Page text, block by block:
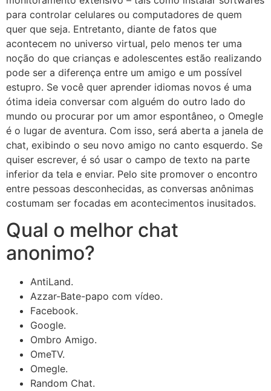
para controlar celulares ou computadores de quem
quer que seja. Entretanto, diante de fatos que
acontecem no universo virtual, pelo menos ter uma
noção do que crianças e adolescentes estão realizando
pode ser a diferença entre um amigo e um possível
estupro. Se você quer aprender idiomas novos é uma
ótima ideia conversar com alguém do outro lado do
mundo ou procurar por um amor espontâneo, o Omegle
é o lugar de aventura. Com isso, será aberta a janela de
chat, exibindo o seu novo amigo no canto esquerdo. Se
quiser escrever, é só usar o campo de texto na parte
inferior da tela e enviar. Pelo site promover o encontro
entre pessoas desconhecidas, as conversas anônimas
costumam ser focadas em acontecimentos inusitados.
Qual o melhor chat
anonimo?
AntiLand.
Azzar-Bate-papo com vídeo.
Facebook.
Google.
Ombro Amigo.
OmeTV.
Omegle.
Random Chat.